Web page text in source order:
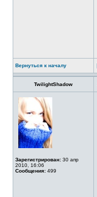
Вернуться к началу
TwilightShadow
Зарегистрирован: 30 апр
2010, 16:06
Сообщения: 499